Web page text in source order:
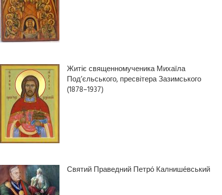
Житіє священномученика Михаїла
Под’єльського, пресвітера Зазимського
(1878–1937)
Святий Праведний Петро́ Калнише́вський